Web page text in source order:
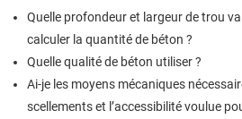
Quelle profondeur et largeur de trou
calculer la quantité de béton ?
Quelle qualité de béton utiliser ?
Ai-je les moyens mécaniques
scellements et l’accessibilité voulue